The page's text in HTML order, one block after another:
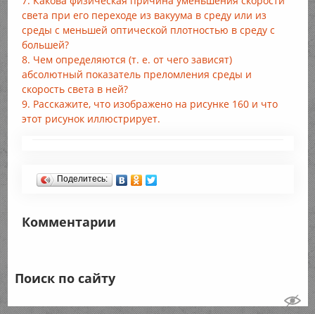
света при его переходе из вакуума в среду или из
среды с меньшей оптической плотностью в среду с
большей?
8. Чем определяются (т. е. от чего зависят)
абсолютный показатель преломления среды и
скорость света в ней?
9. Расскажите, что изображено на рисунке 160 и что
этот рисунок иллюстрирует.
Поделитесь:
Комментарии
Поиск по сайту